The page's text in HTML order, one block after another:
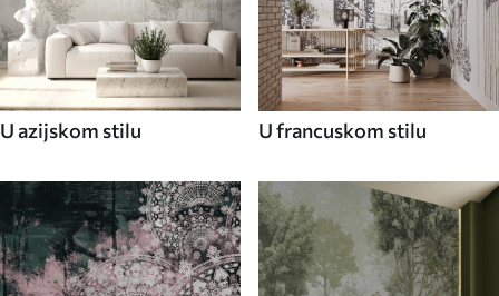
U azijskom stilu U francuskom stilu